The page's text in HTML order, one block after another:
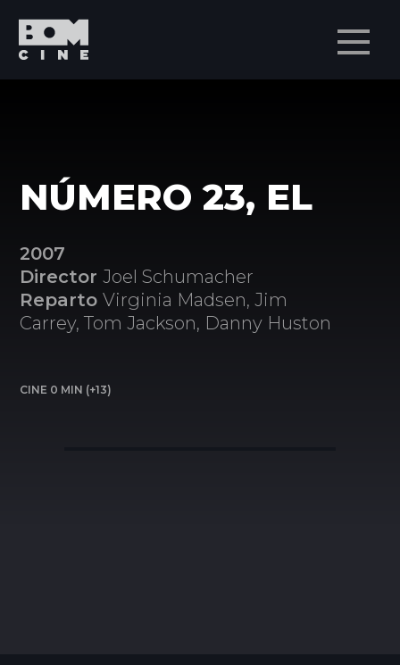
NÚMERO 23, EL
2007
DirectorJoel Schumacher
RepartoVirginia Madsen, Jim
Carrey, Tom Jackson, Danny Huston
CINE 0 MIN (+13)